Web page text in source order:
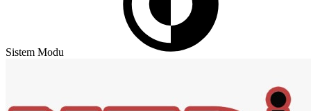
Sistem Modu